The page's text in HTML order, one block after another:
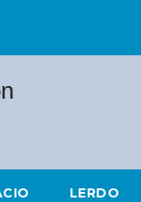
LERDO